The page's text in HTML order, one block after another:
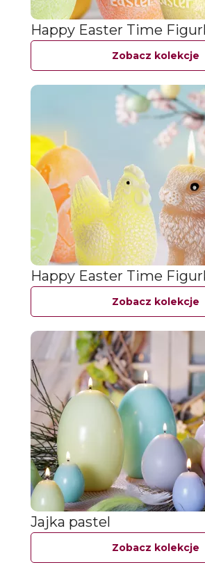
Happy Easter Time
Zobacz kolekcje
Happy Easter Time
Zobacz kolekcje
Jajka pastel
Zobacz kolekcje